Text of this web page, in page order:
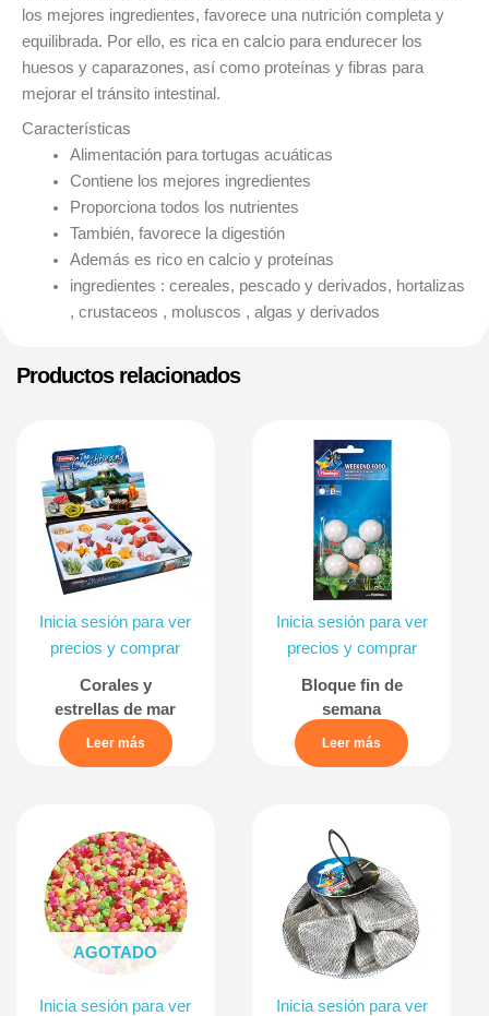
los mejores ingredientes, favorece una nutrición completa y
equilibrada. Por ello, es rica en calcio para endurecer los
huesos y caparazones, así como proteínas y fibras para
mejorar el tránsito intestinal.
Características
Alimentación para tortugas acuáticas
Contiene los mejores ingredientes
Proporciona todos los nutrientes
También, favorece la digestión
Además es rico en calcio y proteínas
ingredientes : cereales, pescado y derivados, hortalizas
, crustaceos , moluscos , algas y derivados
Productos relacionados
Inicia sesión para ver
precios y comprar
Corales y
estrellas de mar
Leer más
Inicia sesión para ver
precios y comprar
Bloque fin de
semana
Leer más
AGOTADO
Inicia sesión para ver
Inicia sesión para ver